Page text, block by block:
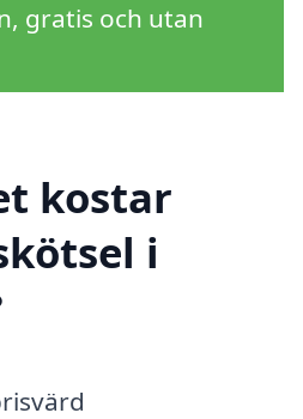
gratis och utan
kostar
i